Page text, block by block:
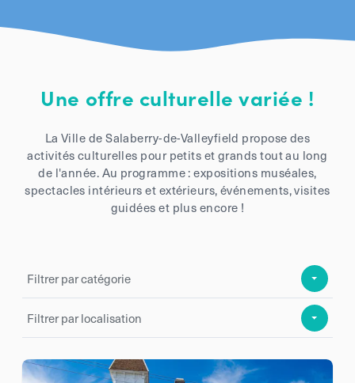
Une offre culturelle variée !
La Ville de Salaberry-de-Valleyfield propose des
activités culturelles pour petits et grands tout au long
de l'année. Au programme : expositions muséales,
spectacles intérieurs et extérieurs, événements, visites
guidées et plus encore !
Filtrer par catégorie
Filtrer par localisation